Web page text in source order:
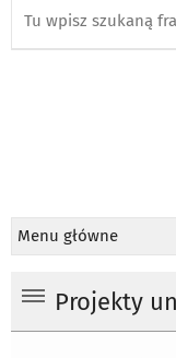
Menu główne
Projekty